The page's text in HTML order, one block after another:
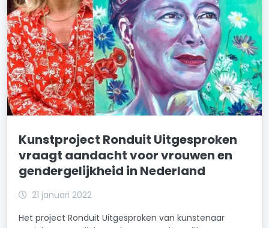
Kunstproject Ronduit Uitgesproken
vraagt aandacht voor vrouwen en
gendergelijkheid in Nederland
21 januari 2022
Het project Ronduit Uitgesproken van kunstenaar